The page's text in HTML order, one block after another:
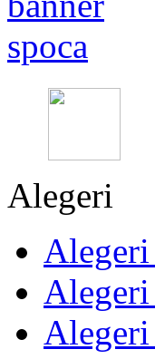
Alegeri
Alegeri
Alegeri